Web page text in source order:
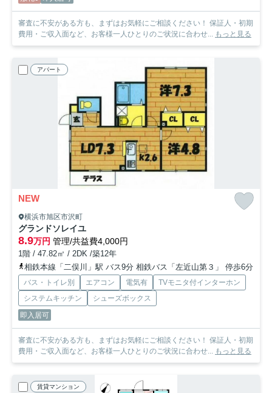
審査に不安がある方も、まずはお気軽にご相談ください！ 保証人・初期
費用・ご収入面など、お客様一人ひとりのご状況に合わせ... もっと見る
アパート
NEW
横浜市旭区市沢町
グランドソレイユ
8.9万円 管理/共益費4,000円
1階 / 47.82㎡ / 2DK /築12年
相鉄本線「二俣川」駅 バス9分 相鉄バス「左近山第３」 停歩6分
バス・トイレ別 エアコン 電気有
TVモニタ付インターホン
システムキッチン
シューズボックス
即入居可
審査に不安がある方も、まずはお気軽にご相談ください！ 保証人・初期
費用・ご収入面など、お客様一人ひとりのご状況に合わせ...
もっと見る
賃貸マンション